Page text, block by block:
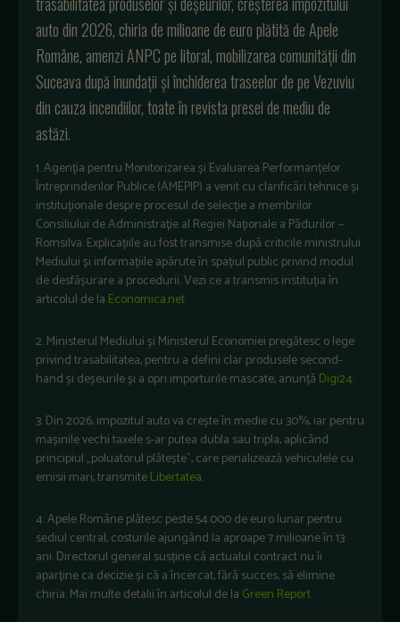
auto din 2026,chiriademilioanede europlătităde Apele
Române, amenzi ANPCpelitoral,mobilizareacomunitățiidin
SuceavadupăinundațiișiînchidereatraseelordepeVezuviu
dincauzaincendiilor, toate în revista presei de mediu de
astăzi.
1. Agenția pentru Monitorizarea și Evaluarea Performanțelor
Întreprinderilor Publice (AMEPIP) a venit cu clarificări tehnice și
instituționale despre procesul de selecție a membrilor
Consiliului de Administrație al Regiei Naționale a Pădurilor –
Romsilva. Explicațiile au fost transmise după criticile ministrului
Mediului și informațiile apărute în spațiul public privind modul
de desfășurare a procedurii. Vezi ce a transmis instituția în
articolul de la Economica.net.
2. Ministerul Mediului și Ministerul Economiei pregătesc o lege
privind trasabilitatea, pentru a defini clar produsele second-
hand și deșeurile și a opri importurile mascate, anunță Digi24.
3. Din 2026, impozitul auto va crește în medie cu 30%, iar pentru
mașinile vechi taxele s-ar putea dubla sau tripla, aplicând
principiul „poluatorul plătește”, care penalizează vehiculele cu
emisii mari, transmiteLibertatea.
4. Apele Române plătesc peste 54.000 de euro lunar pentru
sediul central, costurile ajungând la aproape 7 milioane în 13
ani. Directorul general susține că actualul contract nu îi
aparține ca decizie și că a încercat, fără succes, să elimine
chiria. Mai multe detalii în articolul de la Green Report.